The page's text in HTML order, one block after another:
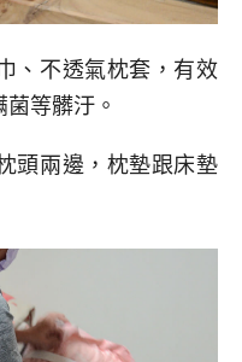
、不透氣枕套，有效
等髒汙。
頭兩邊，枕墊跟床墊